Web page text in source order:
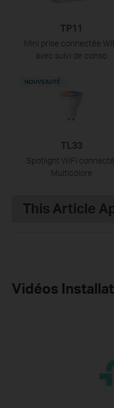
TP11
Mini prise connectée
avec suivi de conso
TL33
Spotlight WiFi connecté,
Multicolore
NOUVEAUTÉ
This Article
Vidéos